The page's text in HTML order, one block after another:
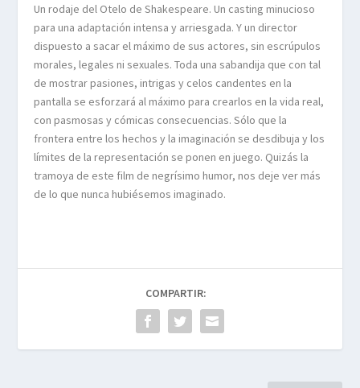
Un rodaje del Otelo de Shakespeare. Un casting minucioso
para una adaptación intensa y arriesgada. Y un director
dispuesto a sacar el máximo de sus actores, sin escrúpulos
morales, legales ni sexuales. Toda una sabandija que con tal
de mostrar pasiones, intrigas y celos candentes en la
pantalla se esforzará al máximo para crearlos en la vida real,
con pasmosas y cómicas consecuencias. Sólo que la
frontera entre los hechos y la imaginación se desdibuja y los
límites de la representación se ponen en juego. Quizás la
tramoya de este film de negrísimo humor, nos deje ver más
de lo que nunca hubiésemos imaginado.
COMPARTIR: